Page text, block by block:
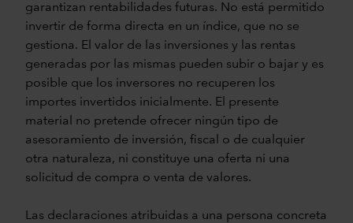
garantizan rentabilidades futuras. No está permitido
invertir de forma directa en un índice, que no se
gestiona. El valor de las inversiones y las rentas
generadas por las mismas pueden subir o bajar y es
posible que los inversores no recuperen los
importes invertidos inicialmente. El presente
material no pretende ofrecer ningún tipo de
asesoramiento de inversión, fiscal o de cualquier
otra naturaleza, ni constituye una oferta ni una
solicitud de compra o venta de valores.
Las declaraciones atribuidas a una persona concreta